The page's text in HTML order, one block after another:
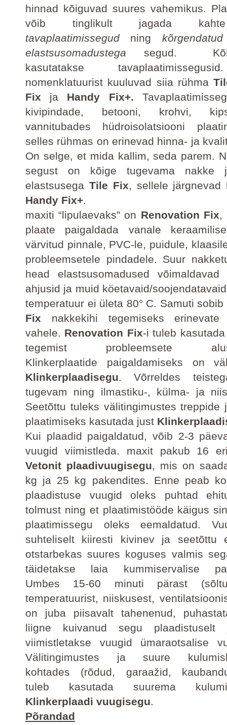
hinnad kõiguvad suures vahemikus.
võib tinglikult jagada
tavaplaatimissegudning
elastsusomadustegasegud.
kasutatakse
nomenklatuurist kuuluvad siia rühma
Fix ja Handy Fix+.
kivipindade, betooni, krohvi,
vannitubades hüdroisolatsiooni
selles rühmas on erinevad hinna- ja
On selge, et mida kallim, seda parem.
segust on kõige tugevama nakke
elastsusega Tile Fix, sellele järgnevad
Handy Fix+.
maxiti “lipulaevaks” on Renovation Fix,
plaate paigaldada vanale
värvitud pinnale, PVC-le, puidule,
probleemsetele pindadele. Suur
head elastsusomadused
ahjusid ja muid köetavaid/
temperatuur ei ületa 80° C. Samuti sobib
Fix nakkekihi tegemiseks erinevate
vahele. Renovation Fix-i tuleb
tegemist probleemsete
Klinkerplaatide paigaldamiseks on
Klinkerplaadisegu. Võrreldes
tugevam ning ilmastiku-, külma- ja
Seetõttu tuleks välitingimustes treppide
plaatimiseks kasutada just
Kui plaadid paigaldatud, võib 2-3
vuugid viimistleda. maxit pakub 16
Vetonit plaadivuugisegu, mis on
kg ja 25 kg pakendites. Enne peab
plaadistuse vuugid oleks puhtad
tolmust ning et plaatimistööde käigus
plaatimissegu oleks eemaldatud.
suhteliselt kiiresti kivinev ja seetõttu
otstarbekas suures koguses valmis
täidetakse laia kummiservalise
Umbes 15-60 minuti pärast
temperatuurist, niiskusest,
on juba piisavalt tahenenud,
liigne kuivanud segu plaadistuselt
viimistletakse vuugid ümaraotsalise
Välitingimustes ja suure
kohtades (rõdud, garaažid,
tuleb kasutada suurema
Klinkerplaadi vuugisegu.
Põrandad